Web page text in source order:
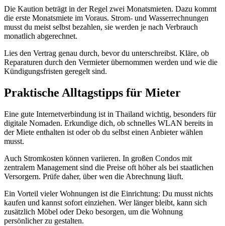
Die Kaution beträgt in der Regel zwei Monatsmieten. Dazu kommt
die erste Monatsmiete im Voraus. Strom- und Wasserrechnungen
musst du meist selbst bezahlen, sie werden je nach Verbrauch
monatlich abgerechnet.
Lies den Vertrag genau durch, bevor du unterschreibst. Kläre, ob
Reparaturen durch den Vermieter übernommen werden und wie die
Kündigungsfristen geregelt sind.
Praktische Alltagstipps für Mieter
Eine gute Internetverbindung ist in Thailand wichtig, besonders für
digitale Nomaden. Erkundige dich, ob schnelles WLAN bereits in
der Miete enthalten ist oder ob du selbst einen Anbieter wählen
musst.
Auch Stromkosten können variieren. In großen Condos mit
zentralem Management sind die Preise oft höher als bei staatlichen
Versorgern. Prüfe daher, über wen die Abrechnung läuft.
Ein Vorteil vieler Wohnungen ist die Einrichtung: Du musst nichts
kaufen und kannst sofort einziehen. Wer länger bleibt, kann sich
zusätzlich Möbel oder Deko besorgen, um die Wohnung
persönlicher zu gestalten.